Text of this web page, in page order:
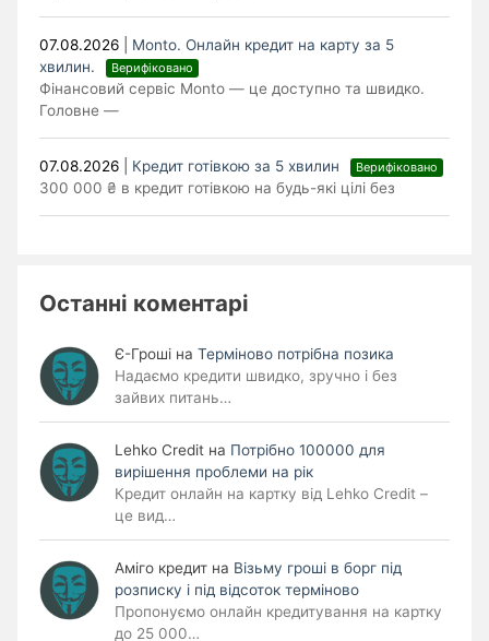
07.08.2026
Monto. Онлайн кредит на карту за 5
хвилин.
Верифіковано
Фінансовий сервіс Monto — це доступно та швидко.
Головне —
07.08.2026 Кредит готівкою за 5 хвилин Верифіковано
300 000 ₴ в кредит готівкою на будь-які цілі без
Останні коментарі
Є-Гроші на Терміново потрібна позика
Надаємо кредити швидко, зручно і без
зайвих питань…
Lehko Сredit на Потрібно 100000 для
вирішення проблеми на рік
Кредит онлайн на картку від Lehko Credit –
це вид…
Аміго кредит на Візьму гроші в борг під
розписку і під відсоток терміново
Пропонуємо онлайн кредитування на картку
до 25 000…